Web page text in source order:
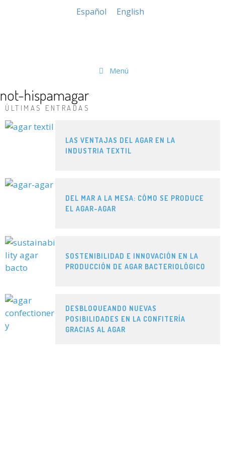
Español English
Menú
not-hispamagar
ÚLTIMAS ENTRADAS
LAS VENTAJAS DEL AGAR EN LA
INDUSTRIA TEXTIL
DEL MAR A LA MESA: CÓMO SE PRODUCE
EL AGAR-AGAR
SOSTENIBILIDAD E INNOVACIÓN EN LA
PRODUCCIÓN DE AGAR BACTERIOLÓGICO
DESBLOQUEANDO NUEVAS
POSIBILIDADES EN LA CONFITERÍA
GRACIAS AL AGAR